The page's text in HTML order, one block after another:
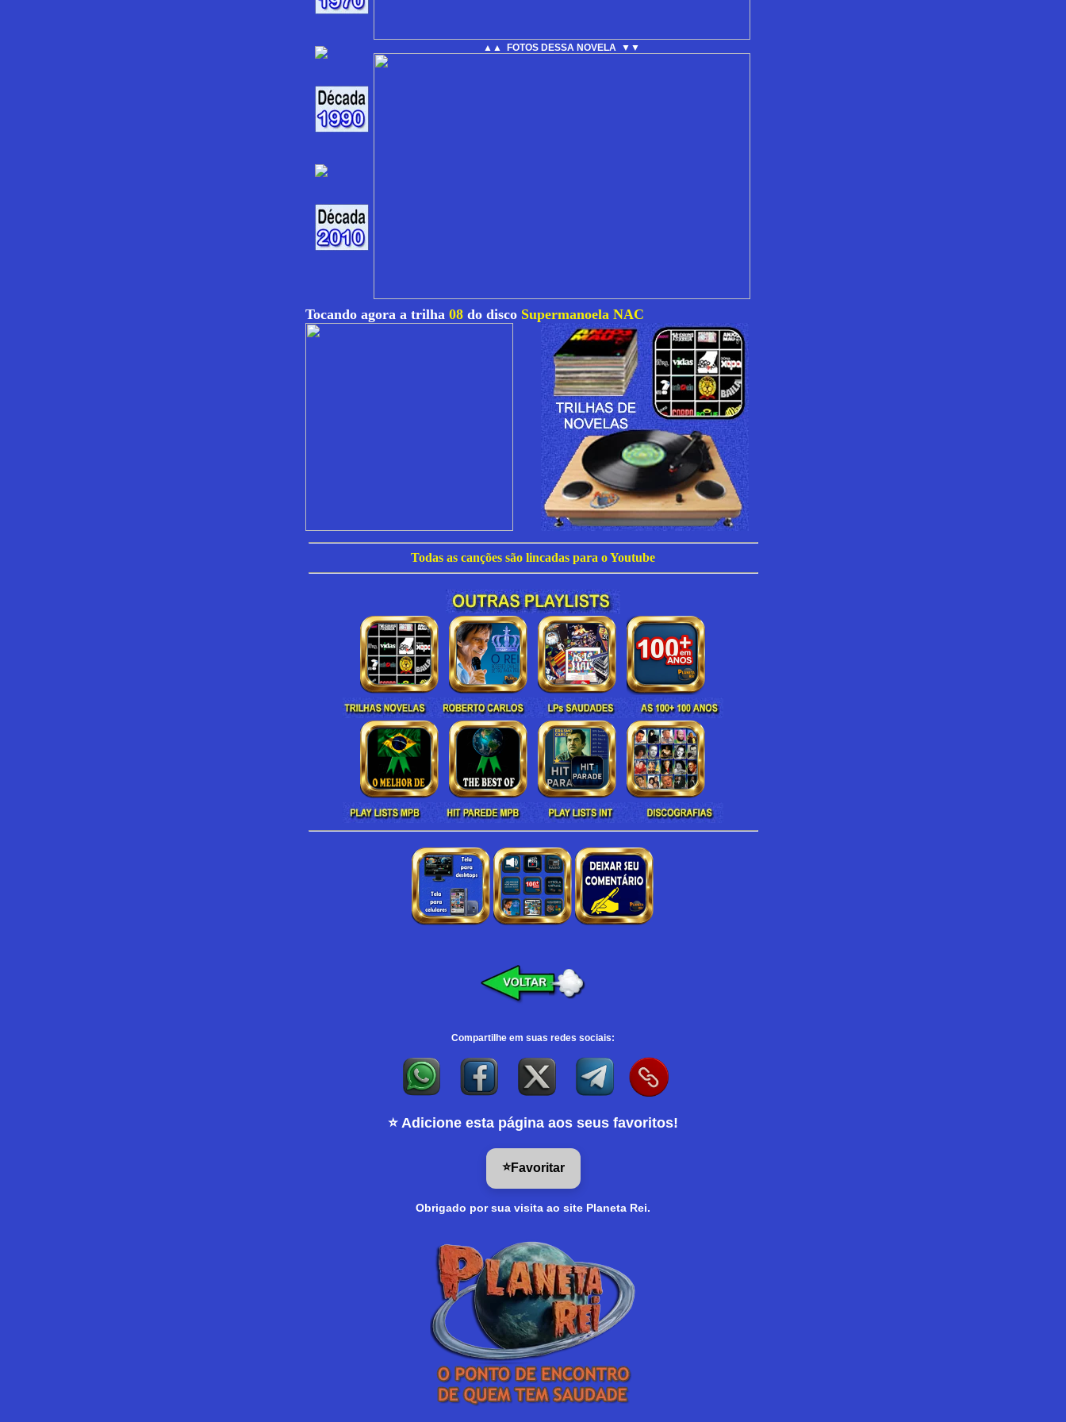
▲▲ FOTOS DESSA NOVELA ▼▼
Tocando agora a trilha 08 do disco Supermanoela NAC
Todas as canções são lincadas para o Youtube
Compartilhe em suas redes sociais:
⭐ Adicione esta página aos seus favoritos!
⭐Favoritar
Obrigado por sua visita ao site Planeta Rei.